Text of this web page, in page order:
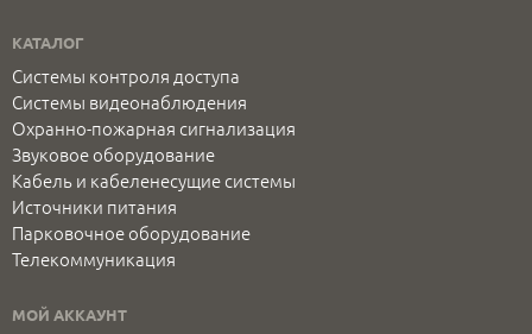
КАТАЛОГ
Системы контроля доступа
Системы видеонаблюдения
Охранно-пожарная сигнализация
Звуковое оборудование
Кабель и кабеленесущие системы
Источники питания
Парковочное оборудование
Телекоммуникация
МОЙ АККАУНТ